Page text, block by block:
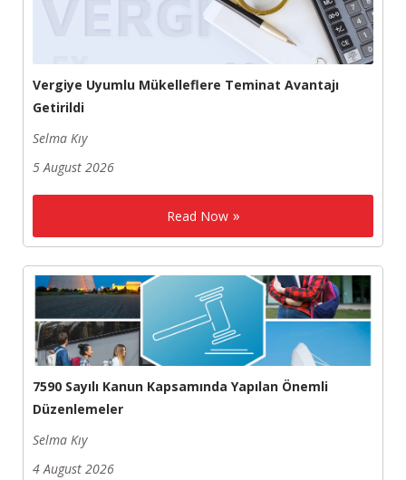
Vergiye Uyumlu Mükelleflere Teminat Avantajı
Getirildi
Selma Kıy
5 August 2026
Read Now
7590 Sayılı Kanun Kapsamında Yapılan Önemli
Düzenlemeler
Selma Kıy
4 August 2026